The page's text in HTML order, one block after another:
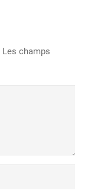
Les champs